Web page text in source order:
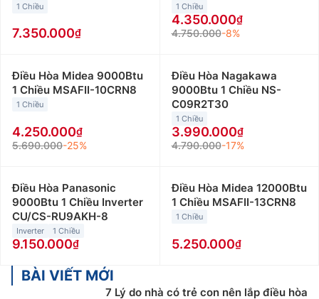
1 Chiều
7.350.000
1 Chiều
4.350.000
4.750.000-8%
Điều Hòa Midea 9000Btu
1 Chiều MSAFII-10CRN8
1 Chiều
4.250.000
5.690.000-25%
Điều Hòa Nagakawa
9000Btu 1 Chiều NS-
C09R2T30
1 Chiều
3.990.000
4.790.000-17%
Điều Hòa Panasonic
9000Btu 1 Chiều Inverter
CU/CS-RU9AKH-8
Inverter 1 Chiều
9.150.000
Điều Hòa Midea 12000Btu
1 Chiều MSAFII-13CRN8
1 Chiều
5.250.000
BÀI VIẾT MỚI
7 Lý do nhà có trẻ con nên lắp điều hòa